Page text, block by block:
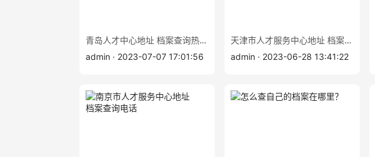
青岛人才中心地址 档案查询热线电话
admin · 2023-07-07 17:01:56
天津市人才服务中心地址 档案查询
admin · 2023-06-28 13:41:22